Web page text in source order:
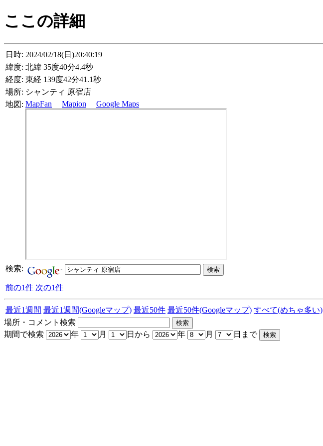
ここの詳細
日時: 2024/02/18(日)20:40:19
緯度: 北緯 35度40分4.4秒
経度: 東経 139度42分41.1秒
場所: シャンティ 原宿店
地図: MapFan Mapion Google Maps
検索:
前の1件 次の1件
最近1週間 最近1週間(Googleマップ) 最近50件 最近50件(Googleマップ) すべて(めちゃ多い)
場所・コメント検索
期間で検索
年 月 日から 年 月 日まで